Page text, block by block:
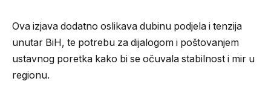
Ova izjava dodatno oslikava dubinu podjela i tenzija
unutar BiH, te potrebu za dijalogom i poštovanjem
ustavnog poretka kako bi se očuvala stabilnost i mir u
regionu.